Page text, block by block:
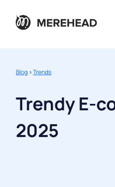
Blog >Trends
Trendy E-
2025